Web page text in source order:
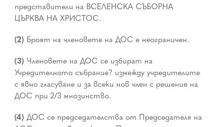
представители на ВСЕЛЕНСКА СЪБОРНА
ЦЪРКВА НА ХРИСТОС.
(2) Броят на членовете на ДОС е неограничен.
(3) Членовете на ДОС се избират на
Учредителното събрание? измежду учредителите
с явно гласуване и за всеки нов член с решение на
ДОС при 2/3 мнозинство.
(4) ДОС се председателства от Председателя на